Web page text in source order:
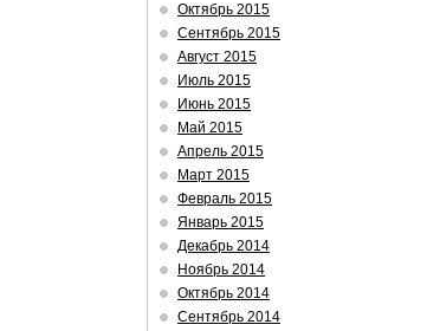
Октябрь 2015
Сентябрь 2015
Август 2015
Июль 2015
Июнь 2015
Май 2015
Апрель 2015
Март 2015
Февраль 2015
Январь 2015
Декабрь 2014
Ноябрь 2014
Октябрь 2014
Сентябрь 2014